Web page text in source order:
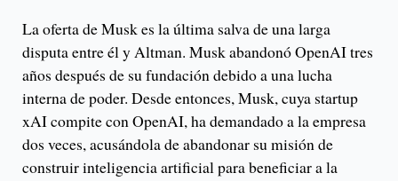
La oferta de Musk es la última salva de una larga
disputa entre él y Altman. Musk abandonó OpenAI tres
años después de su fundación debido a una lucha
interna de poder. Desde entonces, Musk, cuya startup
xAI compite con OpenAI, ha demandado a la empresa
dos veces, acusándola de abandonar su misión de
construir inteligencia artificial para beneficiar a la